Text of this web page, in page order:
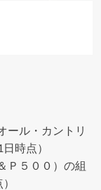
ール・カントリ
時点）
Ｐ５００）の組